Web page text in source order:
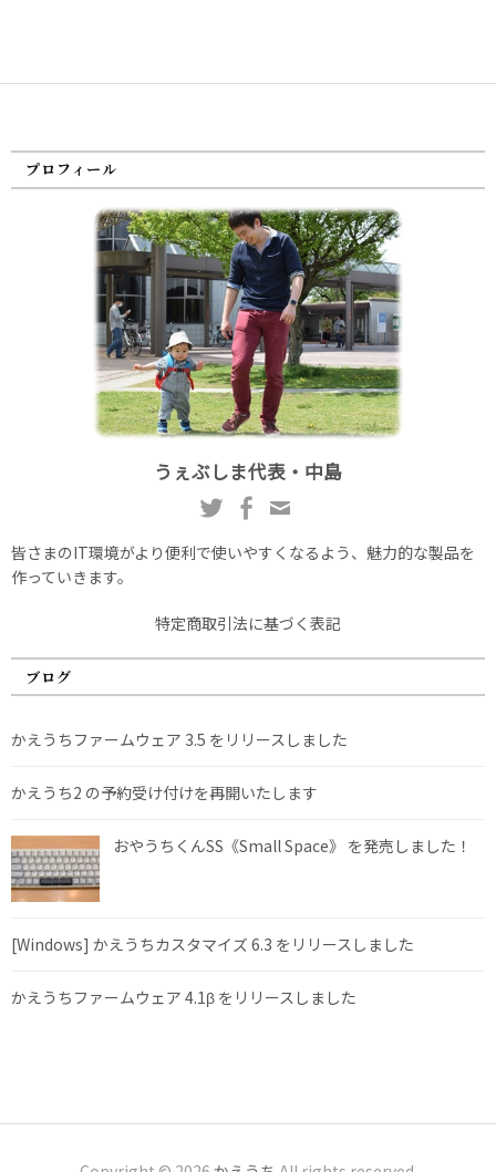
プロフィール
うぇぶしま代表・中島
皆さまのIT環境がより便利で使いやすくなるよう、魅力的な製品を
作っていきます。
特定商取引法に基づく表記
ブログ
かえうちファームウェア 3.5 をリリースしました
かえうち2 の予約受け付けを再開いたします
おやうちくんSS《Small Space》 を発売しました！
[Windows] かえうちカスタマイズ 6.3 をリリースしました
かえうちファームウェア 4.1β をリリースしました